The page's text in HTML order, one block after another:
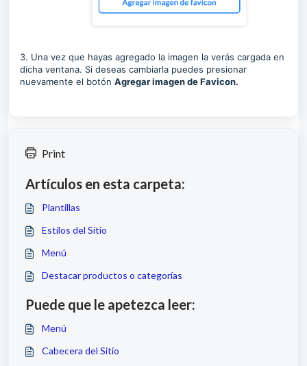
3. Una vez que hayas agregado la imagen la verás cargada en
dicha ventana. Si deseas cambiarla puedes presionar
nuevamente el botón Agregar imagen de Favicon.
Print
Artículos en esta carpeta:
Plantillas
Estilos del Sitio
Menú
Destacar productos o categorías
Puede que le apetezca leer:
Menú
Cabecera del Sitio